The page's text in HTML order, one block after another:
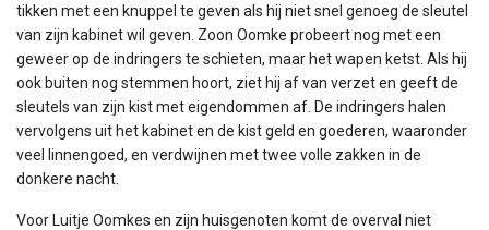
tikken met een knuppel te geven als hij niet snel genoeg de sleutel
van zijn kabinet wil geven. Zoon Oomke probeert nog met een
geweer op de indringers te schieten, maar het wapen ketst. Als hij
ook buiten nog stemmen hoort, ziet hij af van verzet en geeft de
sleutels van zijn kist met eigendommen af. De indringers halen
vervolgens uit het kabinet en de kist geld en goederen, waaronder
veel linnengoed, en verdwijnen met twee volle zakken in de
donkere nacht.
Voor Luitje Oomkes en zijn huisgenoten komt de overval niet